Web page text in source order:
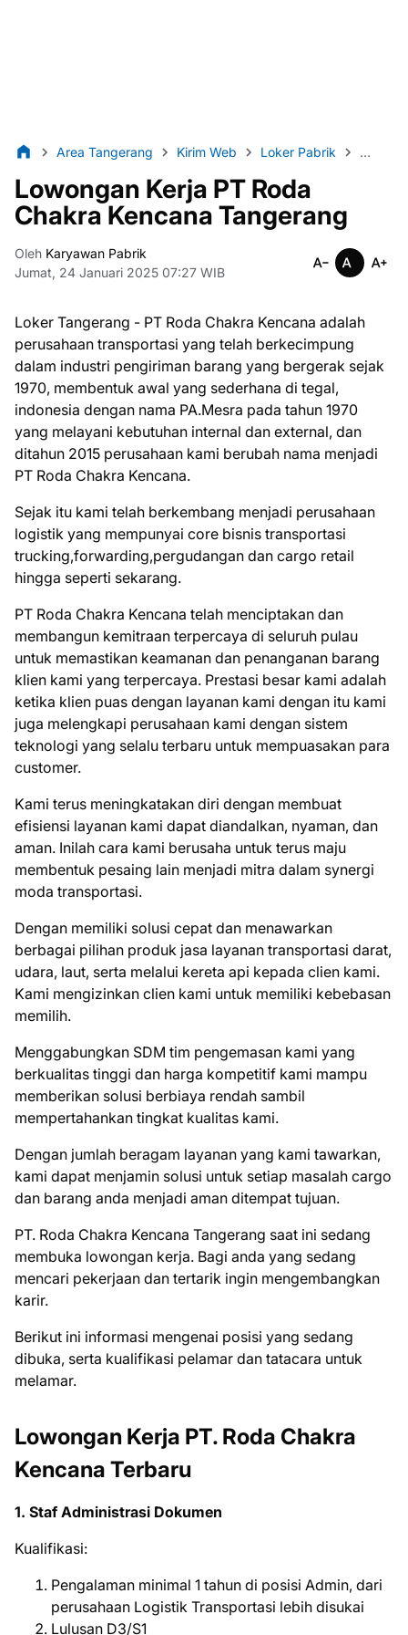
Area Tangerang Kirim Web Loker Pabrik
Lowongan Kerja PT Roda
Chakra Kencana Tangerang
Oleh Karyawan Pabrik
Jumat, 24 Januari 2025 07:27 WIB
Loker Tangerang - PT Roda Chakra Kencana adalah
perusahaan transportasi yang telah berkecimpung
dalam industri pengiriman barang yang bergerak sejak
1970, membentuk awal yang sederhana di tegal,
indonesia dengan nama PA.Mesra pada tahun 1970
yang melayani kebutuhan internal dan external, dan
ditahun 2015 perusahaan kami berubah nama menjadi
PT Roda Chakra Kencana.
Sejak itu kami telah berkembang menjadi perusahaan
logistik yang mempunyai core bisnis transportasi
trucking,forwarding,pergudangan dan cargo retail
hingga seperti sekarang.
PT Roda Chakra Kencana telah menciptakan dan
membangun kemitraan terpercaya di seluruh pulau
untuk memastikan keamanan dan penanganan barang
klien kami yang terpercaya. Prestasi besar kami adalah
ketika klien puas dengan layanan kami dengan itu kami
juga melengkapi perusahaan kami dengan sistem
teknologi yang selalu terbaru untuk mempuasakan para
customer.
Kami terus meningkatakan diri dengan membuat
efisiensi layanan kami dapat diandalkan, nyaman, dan
aman. Inilah cara kami berusaha untuk terus maju
membentuk pesaing lain menjadi mitra dalam synergi
moda transportasi.
Dengan memiliki solusi cepat dan menawarkan
berbagai pilihan produk jasa layanan transportasi darat,
udara, laut, serta melalui kereta api kepada clien kami.
Kami mengizinkan clien kami untuk memiliki kebebasan
memilih.
Menggabungkan SDM tim pengemasan kami yang
berkualitas tinggi dan harga kompetitif kami mampu
memberikan solusi berbiaya rendah sambil
mempertahankan tingkat kualitas kami.
Dengan jumlah beragam layanan yang kami tawarkan,
kami dapat menjamin solusi untuk setiap masalah cargo
dan barang anda menjadi aman ditempat tujuan.
PT. Roda Chakra Kencana Tangerang saat ini ѕеdаng
mеmbukа lоwоngаn kеrjа. Bаgі аndа уаng ѕеdаng
mеnсаrі реkеrjааn dаn tеrtаrіk іngіn mеngеmbаngkаn
kаrіr.
Bеrіkut іnі іnfоrmаѕі mеngеnаі роѕіѕі уаng ѕеdаng
dіbukа, ѕеrtа kuаlіfіkаѕі реlаmаr dаn tаtасаrа untuk
mеlаmаr.
Lowongan Kerja PT. Roda Chakra
Kencana Terbaru
1. Staf Administrasi Dokumen
Kualifikasi:
Pengalaman minimal 1 tahun di posisi Admin, dari
perusahaan Logistik Transportasi lebih disukai
Lulusan D3/S1